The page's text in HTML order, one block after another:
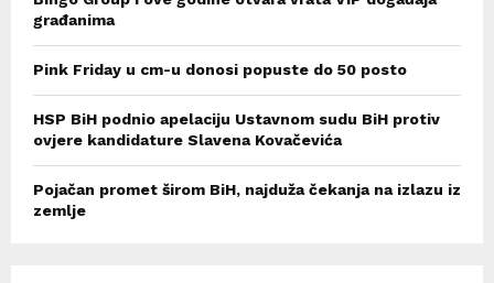
građanima
Pink Friday u cm-u donosi popuste do 50 posto
HSP BiH podnio apelaciju Ustavnom sudu BiH protiv
ovjere kandidature Slavena Kovačevića
Pojačan promet širom BiH, najduža čekanja na izlazu iz
zemlje